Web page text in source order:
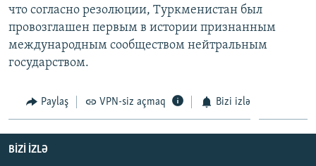
что согласно резолюции, Туркменистан был
провозглашен первым в истории признанным
международным сообществом нейтральным
государством.
Paylaş VPN-siz açmaq Bizi izlə
BIZI IZLƏ